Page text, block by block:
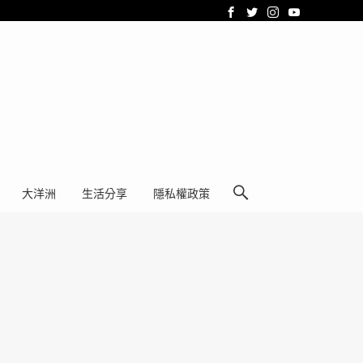
大洋洲 生活分享 隱私權政策